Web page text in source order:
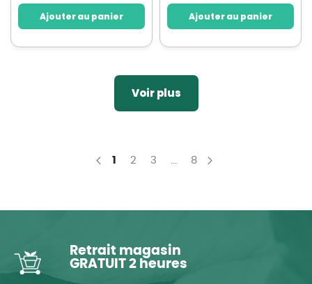
Ajouter au panier Ajouter au panier
Voir plus
Page
Précédent
You're currently reading page
1 Page
2 Page
3 ... Page
8
Retrait magasin
GRATUIT 2 heures